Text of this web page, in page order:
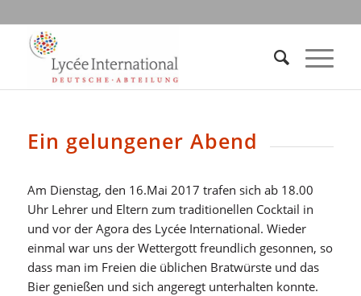
Ein gelungener Abend
Am Dienstag, den 16.Mai 2017 trafen sich ab 18.00
Uhr Lehrer und Eltern zum traditionellen Cocktail in
und vor der Agora des Lycée International. Wieder
einmal war uns der Wettergott freundlich gesonnen, so
dass man im Freien die üblichen Bratwürste und das
Bier genießen und sich angeregt unterhalten konnte.